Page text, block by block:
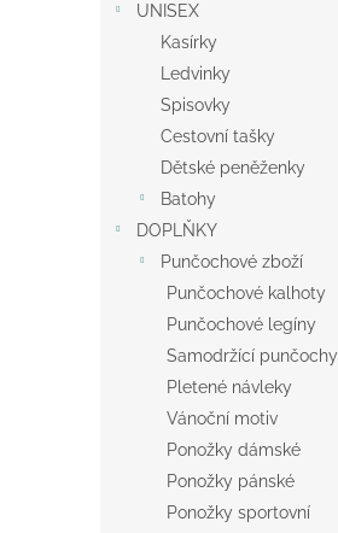
UNISEX
Kasírky
Ledvinky
Spisovky
Cestovní tašky
Dětské peněženky
Batohy
DOPLŇKY
Punčochové zboží
Punčochové kalhoty
Punčochové legíny
Samodržící punčochy
Pletené návleky
Vánoční motiv
Ponožky dámské
Ponožky pánské
Ponožky sportovní